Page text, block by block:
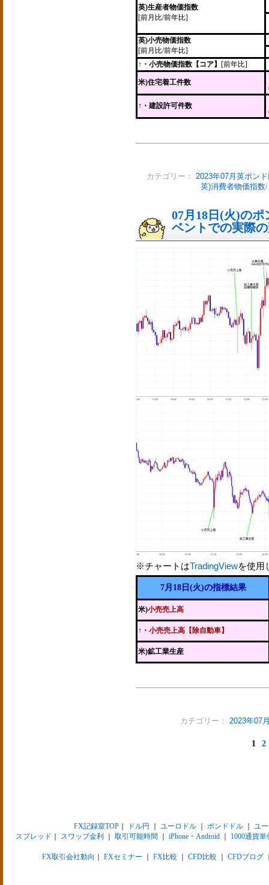
英)生産者物価指数
[前月比/前年比]
英)小売物価指数
[前月比/前年比]
↑・小売物価指数【コア】 [前年比]
米)住宅着工件数
↑・建設許可件数
カテゴリー： 2023年07月英ポン
英)消費者物価指数
07月18日(火)の
ベントでの実際
※チャートはTradingViewを使用
7月18日(火)の指標結果
米)小売売上高
↑・ 小売売上高【除自動車】
米)鉱工業生産
カテゴリー： 2023年07
1 2
FX記録室TOP｜ ドル円 ユーロドル｜ ポンドドル｜ ユ
スプレッド
スワップ金利 取引可能時間 iPhone・Android 1000通貨単
FX取引会社動向 FXセミナー FX比較 CFD比較 CFDブログ